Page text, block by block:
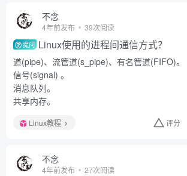
不念
4年前发布 39次阅读
提问 Linux使用的进程间通信方式？
道(pipe)、流管道(s_pipe)、有名管道(FIFO)。
信号(signal) 。
消息队列。
共享内存。
Linux教程 评分
不念
4年前发布 27次阅读